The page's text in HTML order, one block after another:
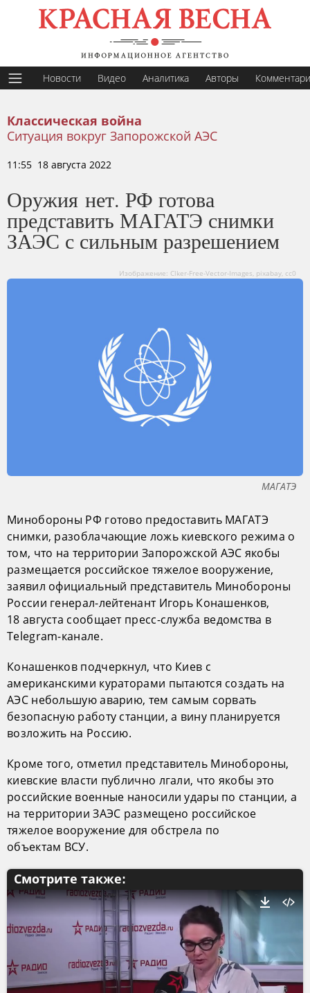
Новости Видео Аналитика Авторы
Классическая война
Ситуация вокруг Запорожской АЭС
11:55 18 августа 2022
Оружия нет. РФ готова
представить МАГАТЭ снимки
ЗАЭС с сильным разрешением
Изображение: Clker-Free-Vector-Images, pixabay, cc0
МАГАТЭ
Минобороны РФ готово предоставить МАГАТЭ
снимки, разоблачающие ложь киевского режима о
том, что на территории Запорожской АЭС якобы
размещается российское тяжелое вооружение,
заявил официальный представитель Минобороны
России генерал-лейтенант Игорь Конашенков,
18 августа сообщает пресс-служба ведомства в
Telegram-канале.
Конашенков подчеркнул, что Киев с
американскими кураторами пытаются создать на
АЭС небольшую аварию, тем самым сорвать
безопасную работу станции, а вину планируется
возложить на Россию.
Кроме того, отметил представитель Минобороны,
киевские власти публично лгали, что якобы это
российские военные наносили удары по станции, а
на территории ЗАЭС размещено российское
тяжелое вооружение для обстрела по
объектам ВСУ.
Смотрите также: